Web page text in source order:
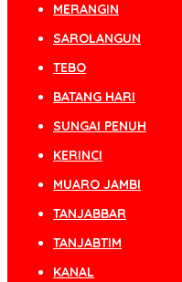
MERANGIN
SAROLANGUN
TEBO
BATANG HARI
SUNGAI PENUH
KERINCI
MUARO JAMBI
TANJABBAR
TANJABTIM
KANAL